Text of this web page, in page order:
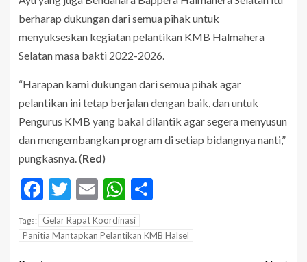
berharap dukungan dari semua pihak untuk
menyukseskan kegiatan pelantikan KMB Halmahera
Selatan masa bakti 2022-2026.
“Harapan kami dukungan dari semua pihak agar
pelantikan ini tetap berjalan dengan baik, dan untuk
Pengurus KMB yang bakal dilantik agar segera menyusun
dan mengembangkan program di setiap bidangnya nanti,”
pungkasnya. (Red)
Facebook
Twitter
EmailWhatsApp
Tags:
Gelar Rapat Koordinasi
Panitia Mantapkan Pelantikan KMB Halsel